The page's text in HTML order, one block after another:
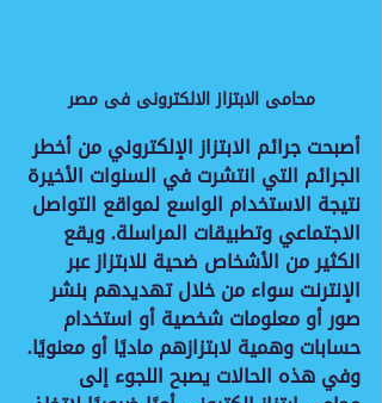
محامى الابتزاز الالكترونى فى مصر
أصبحت جرائم الابتزاز الإلكتروني من أخطر
الجرائم التي انتشرت في السنوات الأخيرة
نتيجة الاستخدام الواسع لمواقع التواصل
الاجتماعي وتطبيقات المراسلة. ويقع
الكثير من الأشخاص ضحية للابتزاز عبر
الإنترنت سواء من خلال تهديدهم بنشر
صور أو معلومات شخصية أو استخدام
حسابات وهمية لابتزازهم ماديًا أو معنويًا.
وفي هذه الحالات يصبح اللجوء إلى